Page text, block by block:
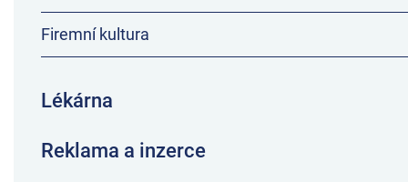
Firemní kultura
Lékárna
Reklama a inzerce